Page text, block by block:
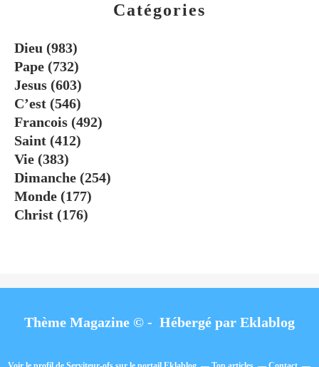
Catégories
Dieu (983)
Pape (732)
Jesus (603)
C’est (546)
Francois (492)
Saint (412)
Vie (383)
Dimanche (254)
Monde (177)
Christ (176)
Thème Magazine © - Hébergé par Eklablog